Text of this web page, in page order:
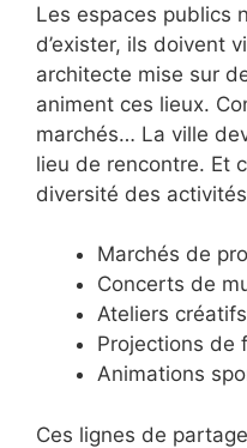
Les espaces publics
d’exister, ils doivent
architecte mise sur
animent ces lieux.
marchés… La ville
lieu de rencontre. Et
diversité des
Marchés de
Concerts de
Ateliers
Projections de
Animations
Ces lignes de